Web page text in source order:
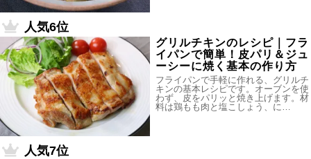
人気6位
グリルチキンのレシピ｜フラ
イパンで簡単！皮パリ＆ジュ
ーシーに焼く基本の作り方
フライパンで手軽に作れる、グリルチ
キンの基本レシピです。オーブンを使
わず、皮をパリッと焼き上げます。材
料は鶏もも肉と塩こしょう、に…
人気7位